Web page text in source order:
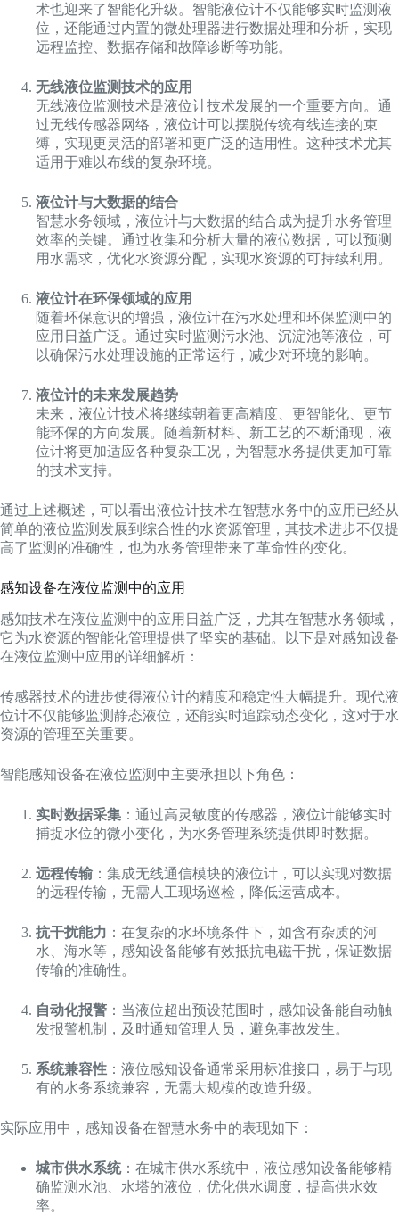
术也迎来了智能化升级。智能液位计不仅能够实时监测液
位，还能通过内置的微处理器进行数据处理和分析，实现
远程监控、数据存储和故障诊断等功能。
无线液位监测技术的应用
无线液位监测技术是液位计技术发展的一个重要方向。通
过无线传感器网络，液位计可以摆脱传统有线连接的束
缚，实现更灵活的部署和更广泛的适用性。这种技术尤其
适用于难以布线的复杂环境。
液位计与大数据的结合
智慧水务领域，液位计与大数据的结合成为提升水务管理
效率的关键。通过收集和分析大量的液位数据，可以预测
用水需求，优化水资源分配，实现水资源的可持续利用。
液位计在环保领域的应用
随着环保意识的增强，液位计在污水处理和环保监测中的
应用日益广泛。通过实时监测污水池、沉淀池等液位，可
以确保污水处理设施的正常运行，减少对环境的影响。
液位计的未来发展趋势
未来，液位计技术将继续朝着更高精度、更智能化、更节
能环保的方向发展。随着新材料、新工艺的不断涌现，液
位计将更加适应各种复杂工况，为智慧水务提供更加可靠
的技术支持。
通过上述概述，可以看出液位计技术在智慧水务中的应用已经从
简单的液位监测发展到综合性的水资源管理，其技术进步不仅提
高了监测的准确性，也为水务管理带来了革命性的变化。
感知设备在液位监测中的应用
感知技术在液位监测中的应用日益广泛，尤其在智慧水务领域，
它为水资源的智能化管理提供了坚实的基础。以下是对感知设备
在液位监测中应用的详细解析：
传感器技术的进步使得液位计的精度和稳定性大幅提升。现代液
位计不仅能够监测静态液位，还能实时追踪动态变化，这对于水
资源的管理至关重要。
智能感知设备在液位监测中主要承担以下角色：
实时数据采集 ：通过高灵敏度的传感器，液位计能够实时
捕捉水位的微小变化，为水务管理系统提供即时数据。
远程传输 ：集成无线通信模块的液位计，可以实现对数据
的远程传输，无需人工现场巡检，降低运营成本。
抗干扰能力 ：在复杂的水环境条件下，如含有杂质的河
水、海水等，感知设备能够有效抵抗电磁干扰，保证数据
传输的准确性。
自动化报警 ：当液位超出预设范围时，感知设备能自动触
发报警机制，及时通知管理人员，避免事故发生。
系统兼容性 ：液位感知设备通常采用标准接口，易于与现
有的水务系统兼容，无需大规模的改造升级。
实际应用中，感知设备在智慧水务中的表现如下：
城市供水系统：在城市供水系统中，液位感知设备能够精
确监测水池、水塔的液位，优化供水调度，提高供水效
率。